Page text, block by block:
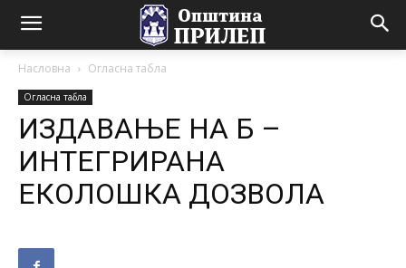
Насловна Огласна табла
Огласна табла
ИЗДАВАЊЕ НА Б –
ИНТЕГРИРАНА
ЕКОЛОШКА ДОЗВОЛА